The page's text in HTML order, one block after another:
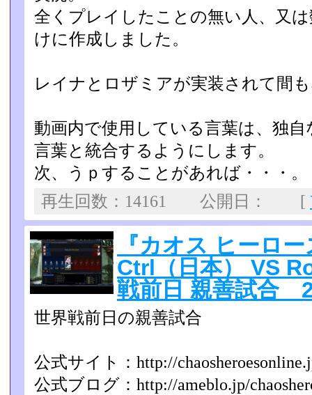
全くプレイしたことの無い人、又
けに作成しました。
レイナとロザミアが実装されて間
動画内で使用している言葉は、独
言葉と統合するように­します。
次、うｐすることがあれば・・・。
再生回数：14161 公開日： [
『カオス ヒーロ
Ctrl（日本） VS
戦前日 親善試合
世界戦前日の親善試合
公式サイト：http://
公式ブログ：http://ameblo.jp/